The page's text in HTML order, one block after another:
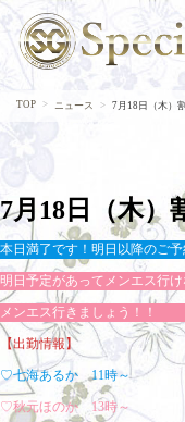
TOP ニュース 7月18日（木）
7月18日（木）
本日満了です！明日以降のご
明日予定があってメンエス行
メンエス行きましょう！！
【出勤情報】
♡七海あるか 11時～
♡秋元ほのか 13時～